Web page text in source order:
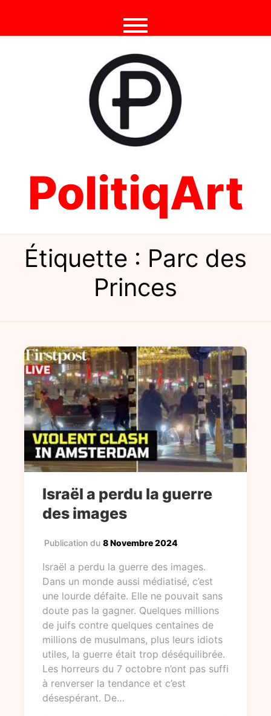
content
PolitiqArt
Étiquette : Parc des
Princes
Israël a perdu la guerre
des images
Publication du 8 Novembre 2024
Israël a perdu la guerre des images.
Dans un monde aussi médiatisé, c’est
une lourde défaite. Elle ne pouvait sans
doute pas la gagner. Quelques millions
de juifs contre quelques centaines de
millions de musulmans, plus leurs idiots
utiles, la guerre était trop déséquilibrée.
Les horreurs du 7 octobre n’ont pas suffi
à renverser la tendance et c’est
désespérant. De…